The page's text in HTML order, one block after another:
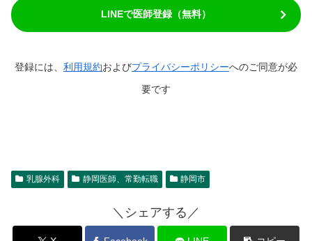
LINEで医師登録（無料）
登録には、 利用規約およびプライバシーポリシーへのご同意が必
要です
乳腺外科 静岡医師、常勤転職 静岡市
＼シェアする／